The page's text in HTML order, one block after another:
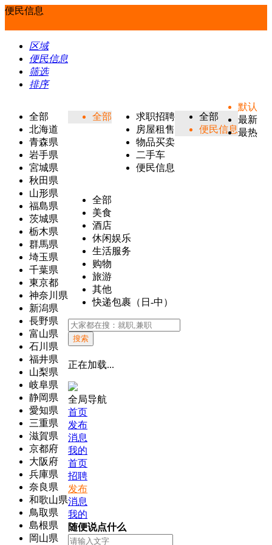
便民信息
区域
便民信息
筛选
排序
全部
北海道
青森県
岩手県
宮城県
秋田県
山形県
福島県
茨城県
栃木県
群馬県
埼玉県
千葉県
東京都
神奈川県
新潟県
長野県
富山県
石川県
福井県
山梨県
岐阜県
静岡県
愛知県
三重県
滋賀県
京都府
大阪府
兵庫県
奈良県
和歌山県
鳥取県
島根県
岡山県
全部
求职招聘
房屋租售
物品买卖
二手车
便民信息
全部
便民信息
全部
美食
酒店
休闲娱乐
生活服务
购物
旅游
其他
快递包裹（日-中）
默认
最新
最热
搜索
正在加载...
全局导航
首页
发布
消息
我的
首页
招聘
发布
消息
我的
随便说点什么